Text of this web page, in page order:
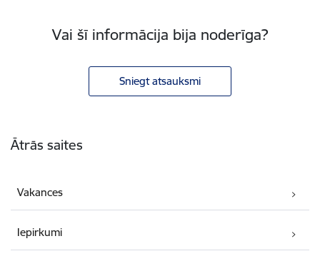
Vai šī informācija bija noderīga?
Sniegt atsauksmi
Ātrās saites
Vakances
Iepirkumi